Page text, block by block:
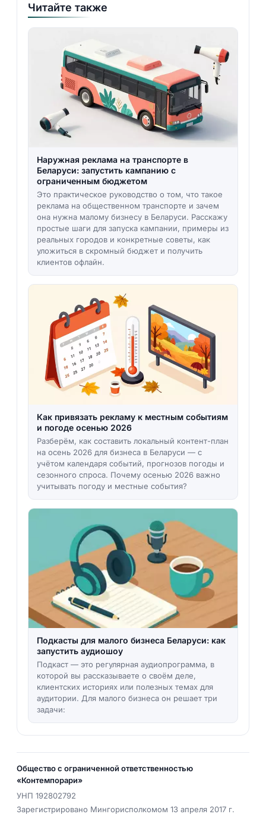
Читайте также
Наружная реклама на транспорте в
Беларуси: запустить кампанию с
ограниченным бюджетом
Это практическое руководство о том, что такое
реклама на общественном транспорте и зачем
она нужна малому бизнесу в Беларуси. Расскажу
простые шаги для запуска кампании, примеры из
реальных городов и конкретные советы, как
уложиться в скромный бюджет и получить
клиентов офлайн.
Как привязать рекламу к местным событиям
и погоде осенью 2026
Разберём, как составить локальный контент-план
на осень 2026 для бизнеса в Беларуси — с
учётом календаря событий, прогнозов погоды и
сезонного спроса. Почему осенью 2026 важно
учитывать погоду и местные события?
Подкасты для малого бизнеса Беларуси: как
запустить аудиошоу
Подкаст — это регулярная аудиопрограмма, в
которой вы рассказываете о своём деле,
клиентских историях или полезных темах для
аудитории. Для малого бизнеса он решает три
задачи:
Общество с ограниченной ответственностью
«Контемпорари»
УНП 192802792
Зарегистрировано Мингорисполкомом 13 апреля 2017 г.